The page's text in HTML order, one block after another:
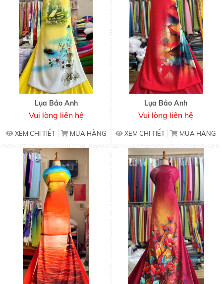
Lụa Bảo Anh
Vui lòng liên hệ
XEM CHI TIẾT MUA HÀNG
Lụa Bảo Anh
Vui lòng liên hệ
XEM CHI TIẾT MUA HÀNG